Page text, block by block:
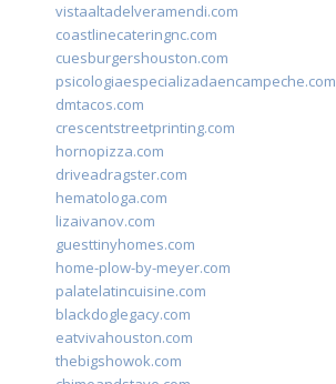
vistaaltadelveramendi.com
coastlinecateringnc.com
cuesburgershouston.com
psicologiaespecializadaencampeche.com
dmtacos.com
crescentstreetprinting.com
hornopizza.com
driveadragster.com
hematologa.com
lizaivanov.com
guesttinyhomes.com
home-plow-by-meyer.com
palatelatincuisine.com
blackdoglegacy.com
eatvivahouston.com
thebigshowok.com